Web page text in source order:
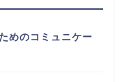
めのコミュニケー